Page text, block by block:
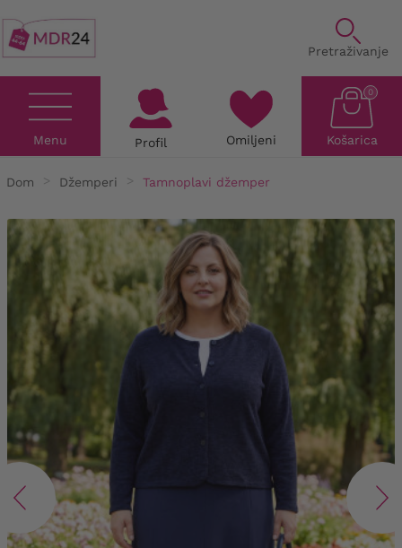
Pretraživanje
Menu Profil Omiljeni Košarica
0
Dom Džemperi Tamnoplavi džemper